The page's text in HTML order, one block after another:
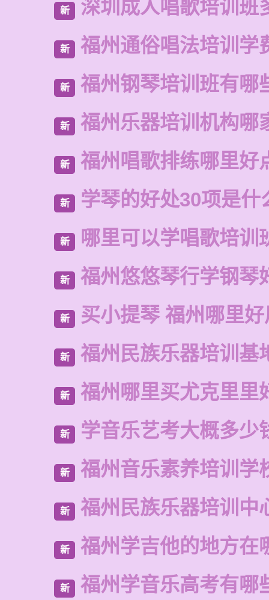
新 深圳成人唱歌培训班
新 福州通俗唱法培训学
新 福州钢琴培训班有哪
新 福州乐器培训机构哪
新 福州唱歌排练哪里好
新 学琴的好处30项是什
新 哪里可以学唱歌培训
新 福州悠悠琴行学钢琴
新 买小提琴 福州哪里
新 福州民族乐器培训基
新 福州哪里买尤克里里
新 学音乐艺考大概多少
新 福州音乐素养培训学
新 福州民族乐器培训中
新 福州学吉他的地方在
新 福州学音乐高考有哪